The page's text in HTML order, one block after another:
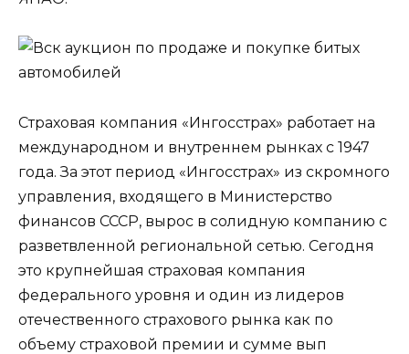
Страховая компания «Ингосстрах» работает на
международном и внутреннем рынках с 1947
года. За этот период «Ингосстрах» из скромного
управления, входящего в Министерство
финансов СССР, вырос в солидную компанию с
разветвленной региональной сетью. Сегодня
это крупнейшая страховая компания
федерального уровня и один из лидеров
отечественного страхового рынка как по
объему страховой премии и сумме вып